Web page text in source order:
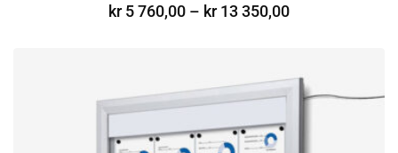
kr5 760,00 – kr13 350,00